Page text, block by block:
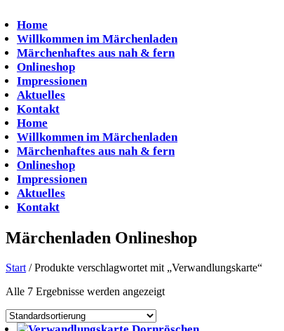
Inhalt
springen
Home
Willkommen im Märchenladen
Märchenhaftes aus nah & fern
Onlineshop
Impressionen
Aktuelles
Kontakt
Home
Willkommen im Märchenladen
Märchenhaftes aus nah & fern
Onlineshop
Impressionen
Aktuelles
Kontakt
Märchenladen Onlineshop
Start / Produkte verschlagwortet mit „Verwandlungskarte“
Alle 7 Ergebnisse werden angezeigt